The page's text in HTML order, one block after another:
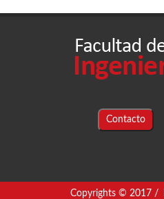
Contacto
Copyrights © 2017 /